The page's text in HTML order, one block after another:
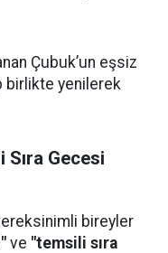
Çubuk’un eşsiz
birlikte yenilerek
Gecesi
bireyler
ve "temsili sıra